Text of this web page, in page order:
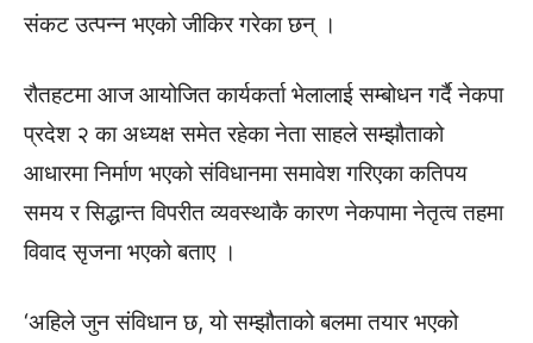
संकट उत्पन्न भएको जीकिर गरेका छन् ।
रौतहटमा आज आयोजित कार्यकर्ता भेलालाई सम्बोधन गर्दै नेकपा
प्रदेश २ का अध्यक्ष समेत रहेका नेता साहले सम्झौताको
आधारमा निर्माण भएको संविधानमा समावेश गरिएका कतिपय
समय र सिद्धान्त विपरीत व्यवस्थाकै कारण नेकपामा नेतृत्व तहमा
विवाद सृजना भएको बताए ।
‘अहिले जुन संविधान छ, यो सम्झौताको बलमा तयार भएको